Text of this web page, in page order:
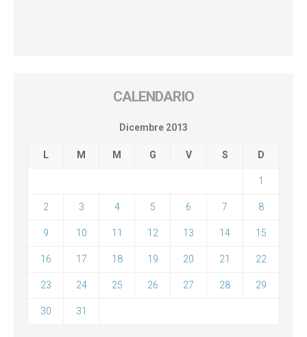
CALENDARIO
Dicembre 2013
L M M G V S D
1
2 3 4 5 6 7 8
9 10 11 12 13 14 15
16 17 18 19 20 21 22
23 24 25 26 27 28 29
30 31